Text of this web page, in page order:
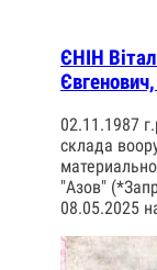
ЄНІН
02.11.1987
склада
"Азов"
08.05.2025